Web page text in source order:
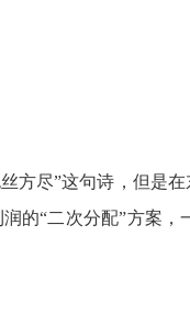
尽”这句诗，但是
的“二次分配”方案